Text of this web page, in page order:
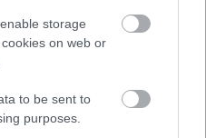
storage
on web or
to be sent to
purposes.
ψωμί.